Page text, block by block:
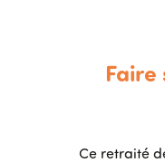
Ce retraité